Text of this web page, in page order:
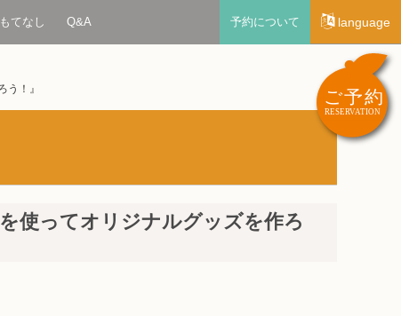
てなし Q&A 予約について language
！』
使ってオリジナルグッズを作ろ